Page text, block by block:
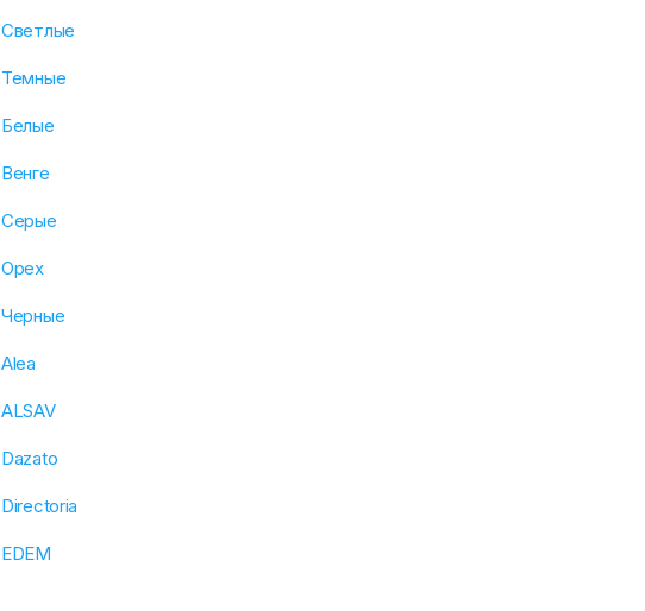
Светлые
Темные
Белые
Венге
Серые
Орех
Черные
Alea
ALSAV
Dazato
Directoria
EDEM